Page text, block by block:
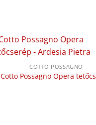
COTTO POSSAGNO
Cotto Possagno Opera